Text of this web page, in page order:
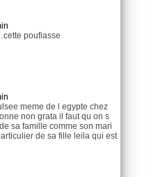
poufiasse
meme de l egypte chez
non grata il faut qu on s
sa famille comme son mari
de sa fille leila qui est